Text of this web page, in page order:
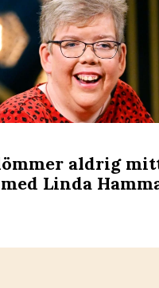
aldrig
Linda